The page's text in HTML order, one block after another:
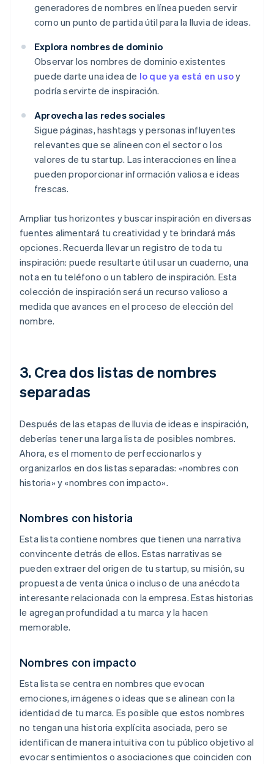
generadores de nombres en línea pueden servir
como un punto de partida útil para la lluvia de ideas.
Explora nombres de dominio
Observar los nombres de dominio existentes
puede darte una idea de lo que ya está en usoy
podría servirte de inspiración.
Aprovecha las redes sociales
Sigue páginas, hashtags y personas influyentes
relevantes que se alineen con el sector o los
valores de tu startup. Las interacciones en línea
pueden proporcionar información valiosa e ideas
frescas.
Ampliar tus horizontes y buscar inspiración en diversas
fuentes alimentará tu creatividad y te brindará más
opciones. Recuerda llevar un registro de toda tu
inspiración: puede resultarte útil usar un cuaderno, una
nota en tu teléfono o un tablero de inspiración. Esta
colección de inspiración será un recurso valioso a
medida que avances en el proceso de elección del
nombre.
3. Crea dos listas de nombres
separadas
Después de las etapas de lluvia de ideas e inspiración,
deberías tener una larga lista de posibles nombres.
Ahora, es el momento de perfeccionarlos y
organizarlos en dos listas separadas: «nombres con
historia» y «nombres con impacto».
Nombres con historia
Esta lista contiene nombres que tienen una narrativa
convincente detrás de ellos. Estas narrativas se
pueden extraer del origen de tu startup, su misión, su
propuesta de venta única o incluso de una anécdota
interesante relacionada con la empresa. Estas historias
le agregan profundidad a tu marca y la hacen
memorable.
Nombres con impacto
Esta lista se centra en nombres que evocan
emociones, imágenes o ideas que se alinean con la
identidad de tu marca. Es posible que estos nombres
no tengan una historia explícita asociada, pero se
identifican de manera intuitiva con tu público objetivo al
evocar sentimientos o asociaciones que coinciden con